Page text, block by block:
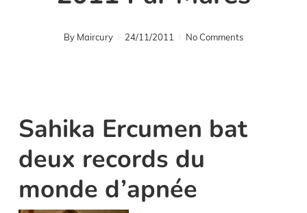
By Maircury 24/11/2011 No Comments
Sahika Ercumen bat
deux records du
monde d’apnée